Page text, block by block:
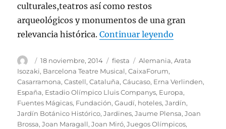
culturales,teatros así como restos
arqueológicos y monumentos de una gran
relevancia histórica.Continuar leyendo
Autor
Publicado
el
18 noviembre, 2014 Categorías
fiesta Etiquetas
Alemania,Arata
Isozaki, Barcelona Teatre Musical,CaixaForum,
Casarramona,Castell,Cataluña,Cáucaso, Erna Verlinden,
España, Estadio Olímpico Lluis Companys, Europa,
Fuentes Mágicas, Fundación,Gaudí, hoteles,Jardín,
Jardín Botánico Histórico,Jardines,Jaume Plensa,Joan
Brossa,Joan Maragall,Joan Miró,Juegos Olímpicos,